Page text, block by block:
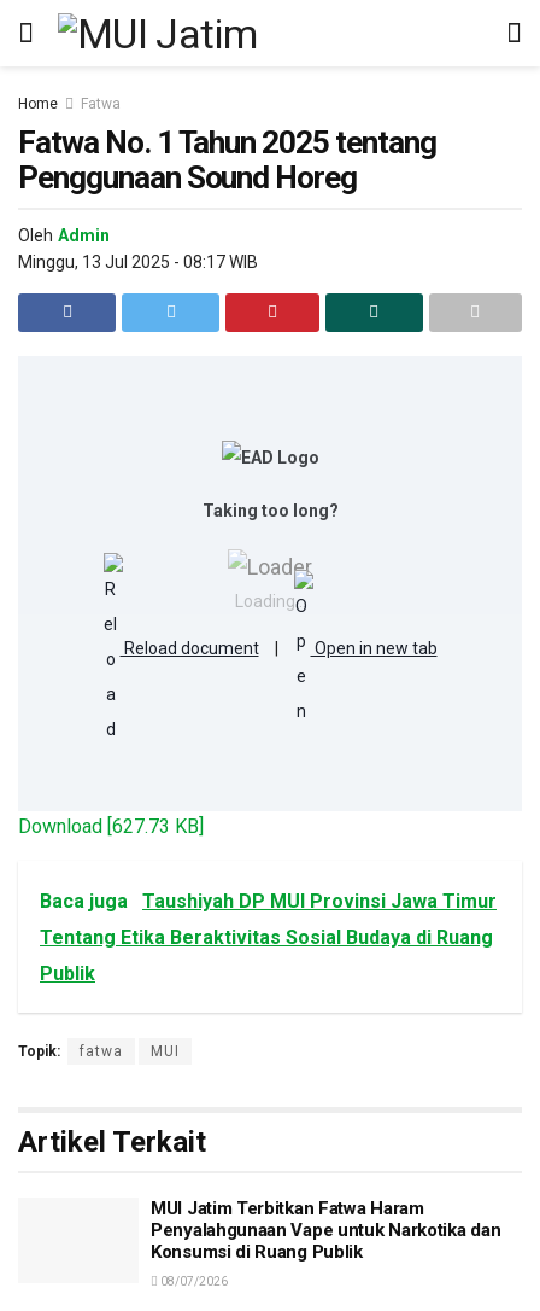
Home Fatwa
Fatwa No. 1 Tahun 2025 tentang
Penggunaan Sound Horeg
Oleh Admin
Minggu, 13 Jul 2025 - 08:17 WIB
Loading...
Taking too long?
Reload document Open in new tab
Download [627.73 KB]
Baca juga
Taushiyah DP MUI Provinsi Jawa Timur
Tentang Etika Beraktivitas Sosial Budaya di Ruang
Publik
Topik: fatwa MUI
Artikel Terkait
MUI Jatim Terbitkan Fatwa Haram
Penyalahgunaan Vape untuk Narkotika dan
Konsumsi di Ruang Publik
08/07/2026